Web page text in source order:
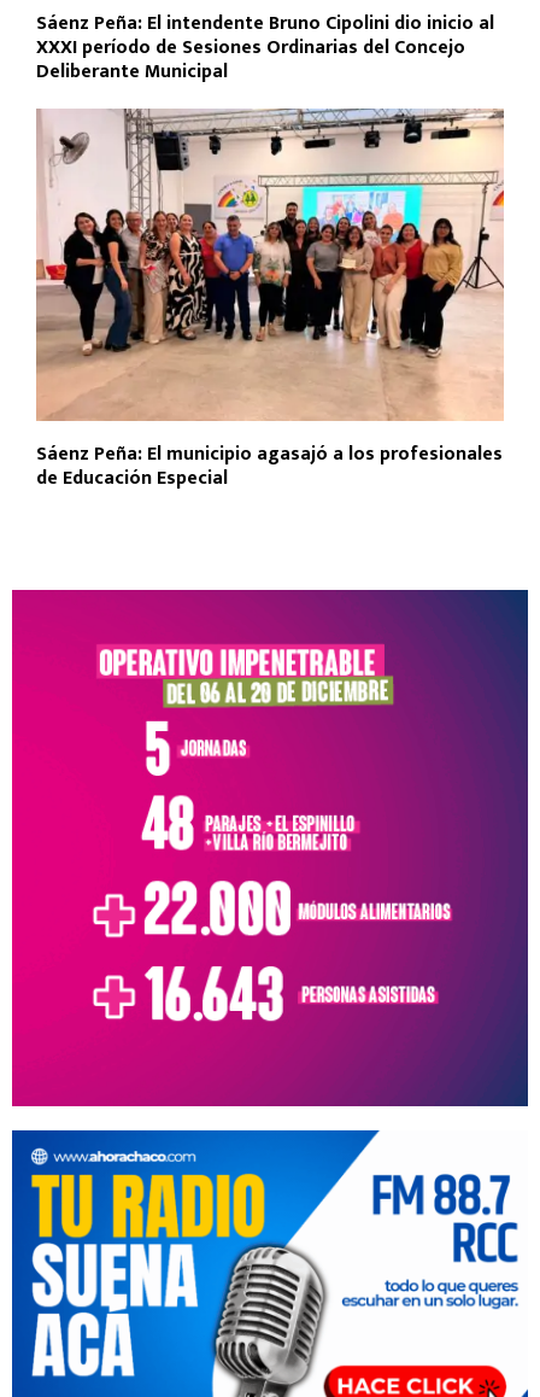
Sáenz Peña: El intendente Bruno Cipolini dio inicio al
XXXI período de Sesiones Ordinarias del Concejo
Deliberante Municipal
Sáenz Peña: El municipio agasajó a los profesionales
de Educación Especial